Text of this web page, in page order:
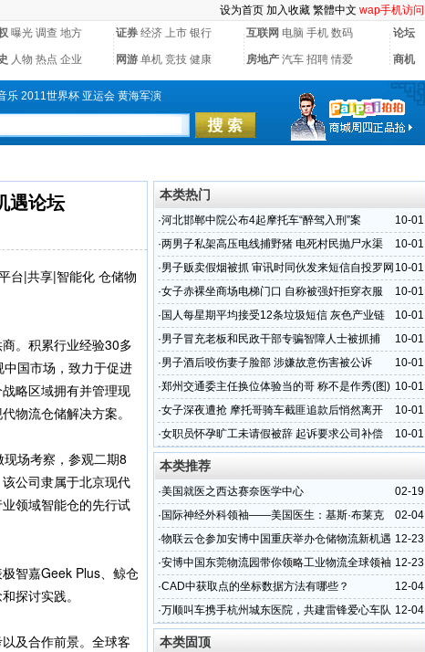
设为首页 加入收藏 繁體中文 wap手机访问
曝光 调查 地方 证券 经济 上市 银行 互联网 电脑 手机 数码 论坛
人物 热点 企业 网游 单机 竞技 健康 房地产 汽车 招聘 情爱 商机
乐 2011世界杯 亚运会 黄海军演
遇论坛
台|共享|智能化 仓储物
。积累行业经验30多
国市场，致力于促进
略区域拥有并管理现
物流仓储解决方案。
场考察，参观二期8
公司隶属于北京现代
领域智能仓的先行试
智嘉Geek Plus、鲸仓
探讨实践。
及合作前景。全球客
本类热门
10-01
·河北邯郸中院公布4起摩托车“醉驾入刑”案
10-01
·两男子私架高压电线捕野猪 电死村民抛尸水渠
10-01
·男子贩卖假烟被抓 审讯时同伙发来短信自投罗网
10-01
·女子赤裸坐商场电梯门口 自称被强奸拒穿衣服
(图)
10-01
· 国人每星期平均接受12条垃圾短信 灰色产业链
蔓延
10-01
·男子冒充老板和民政干部专骗智障人士被抓捕
10-01
·男子酒后咬伤妻子脸部 涉嫌故意伤害被公诉
10-01
·郑州交通委主任换位体验当的哥 称不是作秀(图)
10-01
·女子深夜遭抢 摩托哥骑车截匪追款后悄然离开
10-01
·女职员怀孕旷工未请假被辞 起诉要求公司补偿
本类推荐
02-19
·美国就医之西达赛奈医学中心
02-04
· 国际神经外科领袖——美国医生：基斯·布莱克
12-23
·物联云仓参加安博中国重庆举办仓储物流新机遇
论坛
12-23
·安博中国东莞物流园带你领略工业物流全球领袖
的风采
12-04
·CAD中获取点的坐标数据方法有哪些？
12-04
·万顺叫车携手杭州城东医院，共建雷锋爱心车队
服务点
本类固顶